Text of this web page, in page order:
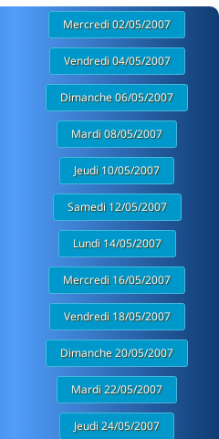
Mercredi 02/05/2007
Vendredi 04/05/2007
Dimanche 06/05/2007
Mardi 08/05/2007
Jeudi 10/05/2007
Samedi 12/05/2007
Lundi 14/05/2007
Mercredi 16/05/2007
Vendredi 18/05/2007
Dimanche 20/05/2007
Mardi 22/05/2007
Jeudi 24/05/2007